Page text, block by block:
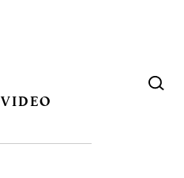
VIDEO